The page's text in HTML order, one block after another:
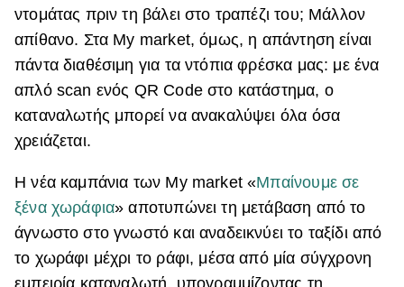
ΒΟΞ
Χωρίς Ταμπέλες
Women's Forum
Hautes Grecians
ντομάτας πριν τη βάλει στο τραπέζι του; Μάλλον
απίθανο. Στα My market, όμως, η απάντηση είναι
πάντα διαθέσιμη για τα ντόπια φρέσκα μας: με ένα
απλό scan ενός QR Code στο κατάστημα, ο
καταναλωτής μπορεί να ανακαλύψει όλα όσα
χρειάζεται.
Η νέα καμπάνια των My market «Μπαίνουμε σε
ξένα χωράφια» αποτυπώνει τη μετάβαση από το
άγνωστο στο γνωστό και αναδεικνύει το ταξίδι από
το χωράφι μέχρι το ράφι, μέσα από μία σύγχρονη